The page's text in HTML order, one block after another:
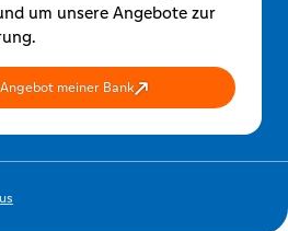
um unsere Angebote zur
meiner Bank